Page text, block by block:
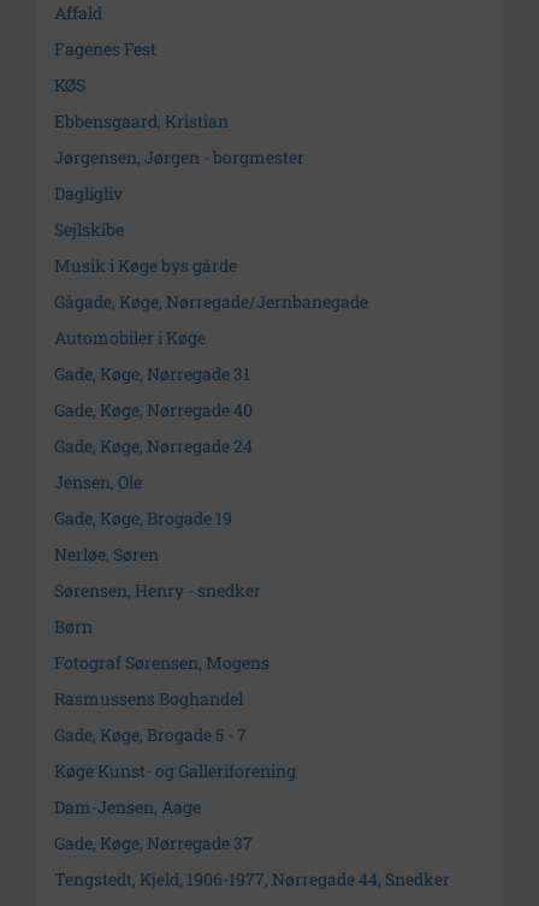
Affald
Fagenes Fest
KØS
Ebbensgaard, Kristian
Jørgensen, Jørgen - borgmester
Dagligliv
Sejlskibe
Musik i Køge bys gårde
Gågade, Køge, Nørregade/Jernbanegade
Automobiler i Køge
Gade, Køge, Nørregade 31
Gade, Køge, Nørregade 40
Gade, Køge, Nørregade 24
Jensen, Ole
Gade, Køge, Brogade 19
Nerløe, Søren
Sørensen, Henry - snedker
Børn
Fotograf Sørensen, Mogens
Rasmussens Boghandel
Gade, Køge, Brogade 5 - 7
Køge Kunst- og Galleriforening
Dam-Jensen, Aage
Gade, Køge, Nørregade 37
Tengstedt, Kjeld, 1906-1977, Nørregade 44, Snedker